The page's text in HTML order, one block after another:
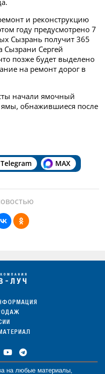
и реконструкцию
году предусмотрено 7
Сызрань получит 365
Сызрани Сергей
позже будет выделено
на ремонт дорог в
начали ямочный
ямы, обнажившиеся после
Telegram MAX
на любые материалы,